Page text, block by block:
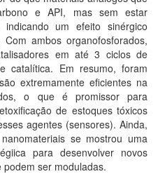
e API, mas sem estar
indicando um efeito sinérgico
ambos organofosforados,
em até 3 ciclos de
catalítica. Em resumo, foram
extremamente eficientes na
o que é promissor para
de estoques tóxicos
agentes (sensores). Ainda,
se mostrou uma
para desenvolver novos
ser moduladas.